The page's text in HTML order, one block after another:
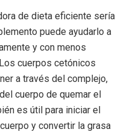
de dieta eficiente sería
puede ayudarlo a
y con menos
cuerpos cetónicos
a través del complejo,
cuerpo de quemar el
es útil para iniciar el
y convertir la grasa